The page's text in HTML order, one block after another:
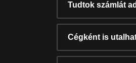
Tudtok számlát
Cégként is